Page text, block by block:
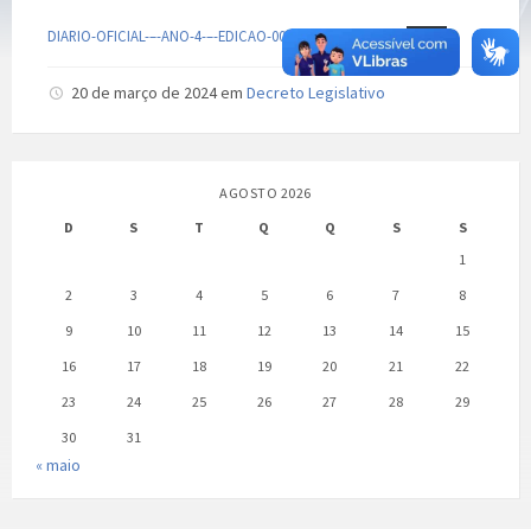
DIARIO-OFICIAL-–-ANO-4-–-EDICAO-00010-PARIPIRANGA Baixar
20 de março de 2024em Decreto Legislativo
AGOSTO 2026
D
S T Q Q S
S
1
2
3 4 5 6 7
8
9
10 11 12 13 14
15
16
17 18 19 20 21
22
23
24 25 26 27 28
29
30
31
« maio